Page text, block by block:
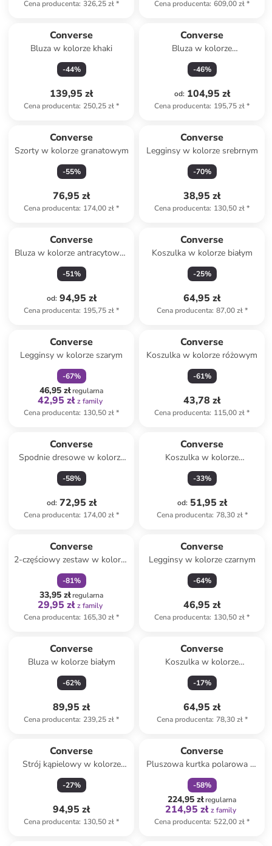
Cena producenta: 326,25 zł* Cena producenta: 609,00 zł*
Converse
Bluza w kolorze khaki
-44%
139,95 zł
Cena producenta: 250,25 zł*
Converse
Bluza w kolorze
antracytowym
-46%
od: 104,95 zł
Cena producenta: 195,75 zł*
Converse
Szorty w kolorze granatowym
-55%
76,95 zł
Cena producenta: 174,00 zł*
Converse
Legginsy w kolorze srebrnym
-70%
38,95 zł
Cena producenta: 130,50 zł*
Converse
Bluza w kolorze antracytowo-
beżowym
-51%
od: 94,95 zł
Cena producenta: 195,75 zł*
Converse
Koszulka w kolorze białym
-25%
64,95 zł
Cena producenta: 87,00 zł*
Converse
Legginsy w kolorze szarym
-67%
46,95 złregularna
42,95 zł z family
Cena producenta: 130,50 zł*
Converse
Koszulka w kolorze różowym
-61%
43,78 zł
Cena producenta: 115,00 zł*
Converse
Spodnie dresowe w kolorze
ciemnozielonym
-58%
od: 72,95 zł
Cena producenta: 174,00 zł*
Converse
Koszulka w kolorze
kremowym
-33%
od: 51,95 zł
Cena producenta: 78,30 zł*
Converse
2-częściowy zestaw w kolorze
turkusowo-białym
-81%
33,95 złregularna
29,95 zł z family
Cena producenta: 165,30 zł*
Converse
Legginsy w kolorze czarnym
-64%
46,95 zł
Cena producenta: 130,50 zł*
Converse
Bluza w kolorze białym
-62%
89,95 zł
Cena producenta: 239,25 zł*
Converse
Koszulka w kolorze
kremowym
-17%
64,95 zł
Cena producenta: 78,30 zł*
Converse
Strój kąpielowy w kolorze
fioletowo-różowym
-27%
94,95 zł
Cena producenta: 130,50 zł*
Converse
Pluszowa kurtka polarowa w
kolorze fioletowym
-58%
224,95 złregularna
214,95 zł z family
Cena producenta: 522,00 zł*